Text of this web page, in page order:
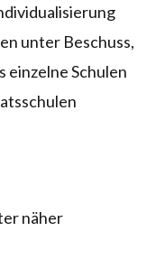
unter Beschuss,
einzelne Schulen
näher